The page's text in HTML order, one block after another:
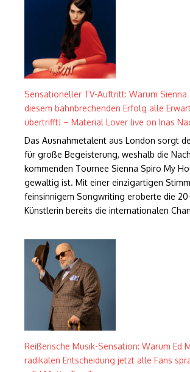
Sensationeller TV-Auftritt: Warum Sienna
diesem bahnbrechenden Erfolg alle
übertrifft! – Material Lover live on Inas
Das Ausnahmetalent aus London sorgt
für große Begeisterung, weshalb die
kommenden Tournee Sienna Spiro My
gewaltig ist. Mit einer einzigartigen
feinsinnigem Songwriting eroberte die
Künstlerin bereits die internationalen
Reißerische Musik-Sensation: Warum Ed
radikalen Entscheidung jetzt alle Fans